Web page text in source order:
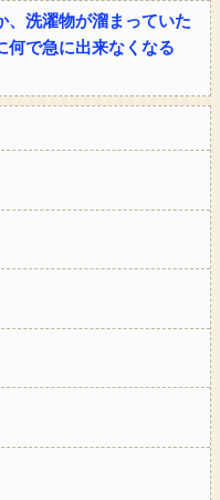
、洗濯物が溜まっていた
何で急に出来なくなる